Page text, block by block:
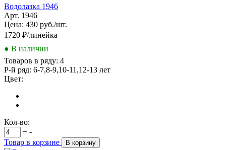
Водолазка 1946
Арт. 1946
Цена: 430 руб./шт.
1720 ₽/линейка
● В наличии
Товаров в ряду: 4
Р-й ряд: 6-7,8-9,10-11,12-13 лет
Цвет:
Кол-во:
+ -
Товар в корзине
В корзину